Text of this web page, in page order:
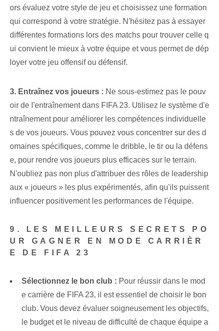
ors évaluez votre style de jeu et choisissez une formation
qui correspond à votre stratégie. N'hésitez pas à essayer
différentes ‌formations lors des matchs pour trouver celle q
ui convient le mieux à votre équipe et vous permet de dép
loyer votre jeu offensif ou défensif.
3. Entraînez vos joueurs : ⁤Ne sous-estimez pas le pouv
oir de l'entraînement dans FIFA 23. Utilisez le système d'e
ntraînement pour améliorer les compétences individuelle
s de vos joueurs. Vous pouvez vous concentrer sur des d
omaines spécifiques, comme le dribble, le tir ou la défens
e, pour rendre vos joueurs plus efficaces sur le terrain.
N'oubliez pas non plus d'attribuer des rôles de leadership
aux « joueurs » les plus expérimentés, afin qu'ils puissent
influencer positivement les performances de l'équipe.
9. LES MEILLEURS SECRETS ‌PO
UR GAGNER EN MODE CARRIÈR
E DE FIFA 23
Sélectionnez le bon club : ⁢Pour réussir dans le mod
e carrière de FIFA 23, il est essentiel de choisir le bon
club. Vous devez évaluer soigneusement les objectifs,
le budget et le niveau de difficulté de chaque équipe a